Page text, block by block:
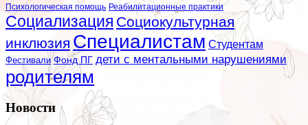
Психологическая помощь Реабилитационные практики
Социализация Социокультурная
инклюзия Специалистам Студентам
Фестивали Фонд ПГ дети с ментальными нарушениями
родителям
Новости